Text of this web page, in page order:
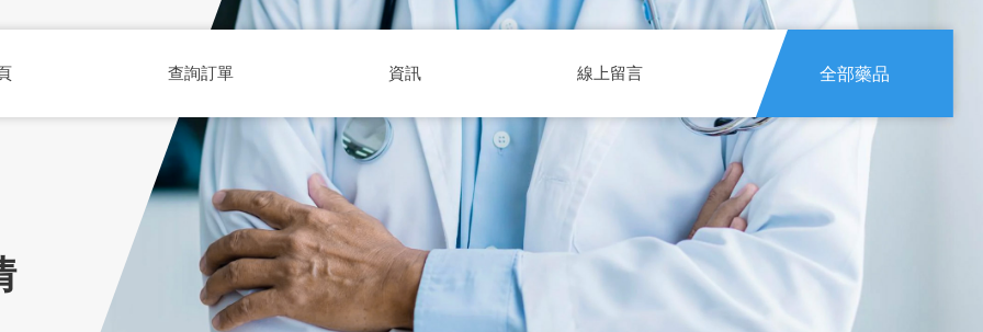
查詢訂單 資訊 線上留言 全部藥品